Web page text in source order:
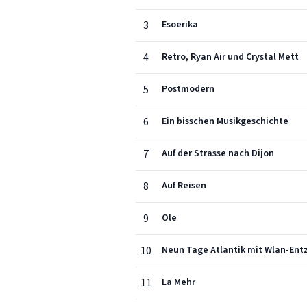
3 Esoerika
4 Retro, Ryan Air und Crystal Mett
5 Postmodern
6 Ein bisschen Musikgeschichte
7 Auf der Strasse nach Dijon
8 Auf Reisen
9 Ole
10 Neun Tage Atlantik mit Wlan-
11 La Mehr